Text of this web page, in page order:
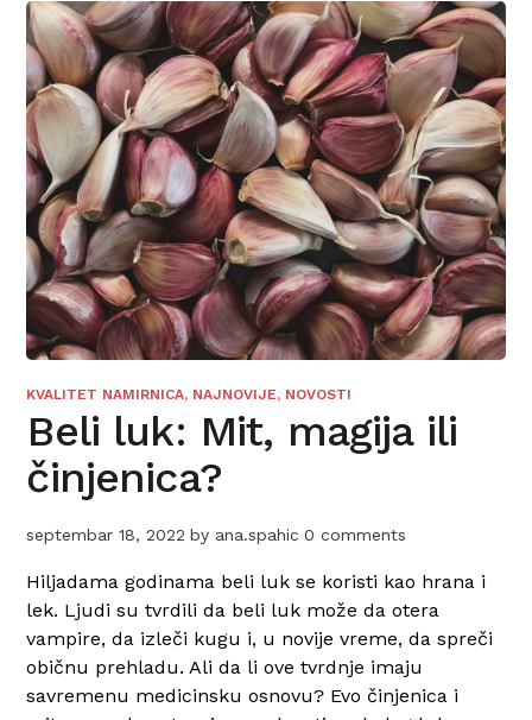
KVALITET NAMIRNICA, NAJNOVIJE, NOVOSTI
Beli luk: Mit, magija ili
činjenica?
septembar 18, 2022 by ana.spahic 0 comments
Hiljadama godinama beli luk se koristi kao hrana i
lek. Ljudi su tvrdili da beli luk može da otera
vampire, da izleči kugu i, u novije vreme, da spreči
običnu prehladu. Ali da li ove tvrdnje imaju
savremenu medicinsku osnovu? Evo činjenica i